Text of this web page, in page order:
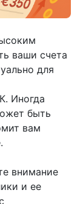
ваши счета
для
Иногда
быть
вам
внимание
и ее